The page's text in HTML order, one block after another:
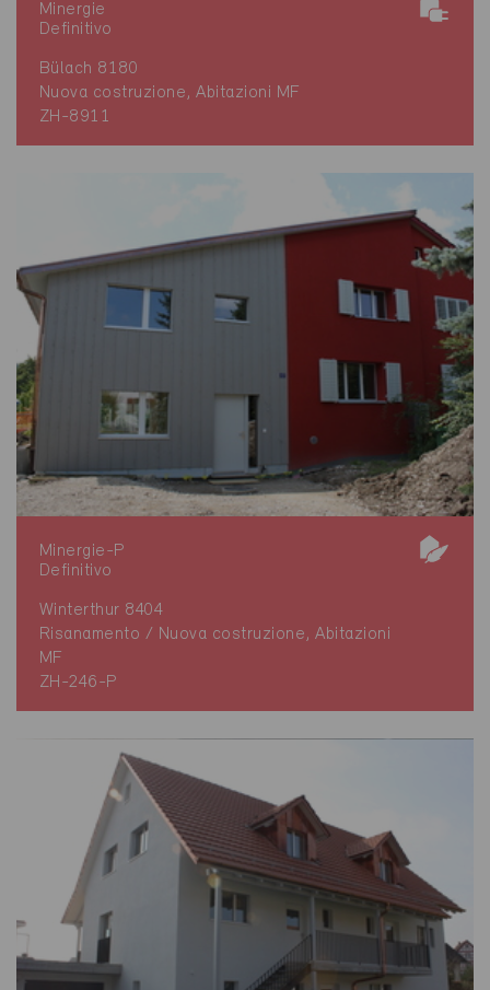
Minergie
Definitivo
Bülach 8180
Nuova costruzione, Abitazioni MF
ZH-8911
Minergie-P
Definitivo
Winterthur 8404
Risanamento / Nuova costruzione, Abitazioni
MF
ZH-246-P